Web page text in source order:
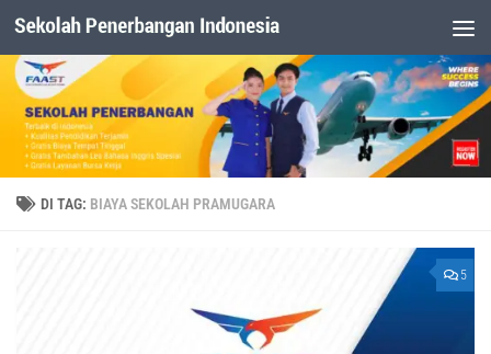
Dibawah Konten
DI TAG: BIAYA SEKOLAH PRAMUGARA
5